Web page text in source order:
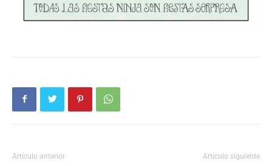
Artículo anterior Artículo siguiente